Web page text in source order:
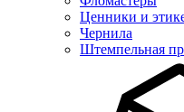
Ценники и
Чернила
Штемпельная